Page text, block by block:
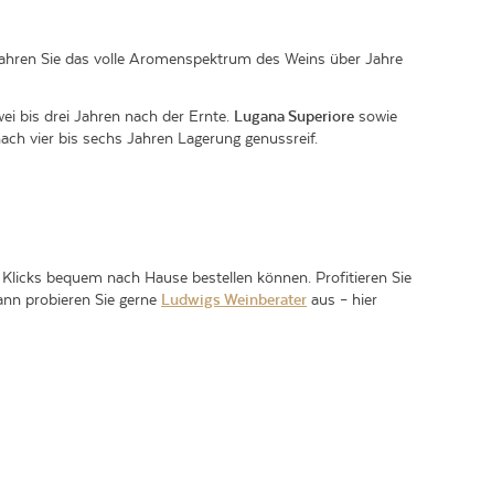
Sie das volle Aromenspektrum des Weins über Jahre
bis drei Jahren nach der Ernte. Lugana Superiore sowie
vier bis sechs Jahren Lagerung genussreif.
bequem nach Hause bestellen können. Profitieren Sie
probieren Sie gerne Ludwigs Weinberater aus – hier